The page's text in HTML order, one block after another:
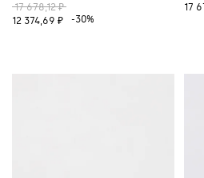
17 678,12 ₽
12 374,69 ₽
-30%
17